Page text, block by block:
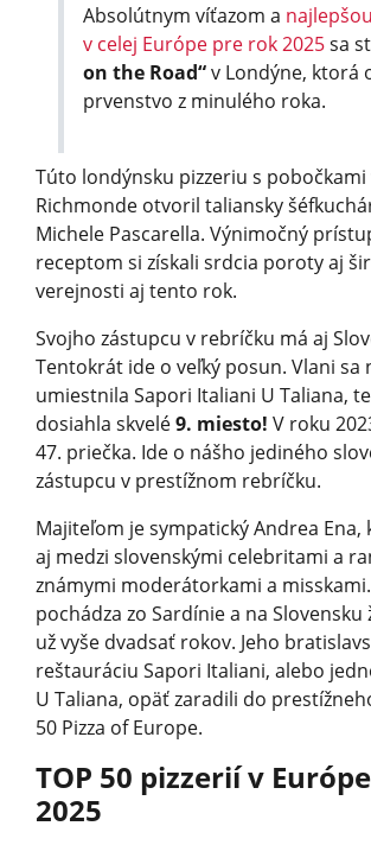
Absolútnym víťazom a
v celej Európe pre rok 2025sa
on the Road“v Londýne, ktorá
prvenstvo z minulého roka.
Túto londýnsku pizzeriu s pobočkami
Richmonde otvoril taliansky
Michele Pascarella. Výnimočný
receptom si získali srdcia poroty aj
verejnosti aj tento rok.
Svojho zástupcu v rebríčku má aj
Tentokrát ide o veľký posun. Vlani sa
umiestnila Sapori Italiani U Taliana,
dosiahla skvelé9. miesto! V roku
47. priečka. Ide o nášho jediného
zástupcu v prestížnom rebríčku.
Majiteľom je sympatický Andrea Ena,
aj medzi slovenskými celebritami a
známymi moderátorkami a
pochádza zo Sardínie a na Slovensku
už vyše dvadsať rokov. Jeho
reštauráciu Sapori Italiani, alebo
U Taliana, opäť zaradili do
50 Pizza of Europe.
TOP 50 pizzerií v
2025